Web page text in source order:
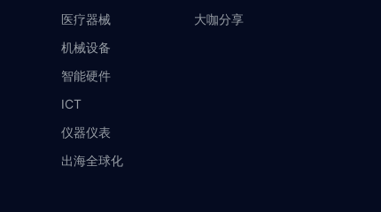
医疗器械
机械设备
智能硬件
ICT
仪器仪表
出海全球化
大咖分享